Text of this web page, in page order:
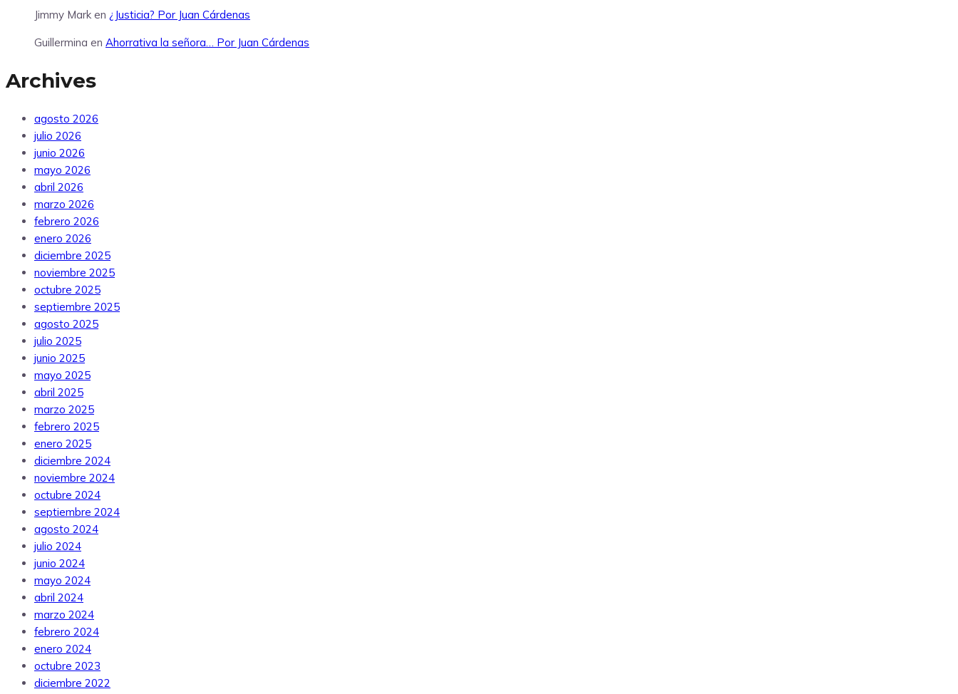
Jimmy Mark en ¿Justicia? Por Juan Cárdenas
Guillermina en Ahorrativa la señora… Por Juan Cárdenas
Archives
agosto 2026
julio 2026
junio 2026
mayo 2026
abril 2026
marzo 2026
febrero 2026
enero 2026
diciembre 2025
noviembre 2025
octubre 2025
septiembre 2025
agosto 2025
julio 2025
junio 2025
mayo 2025
abril 2025
marzo 2025
febrero 2025
enero 2025
diciembre 2024
noviembre 2024
octubre 2024
septiembre 2024
agosto 2024
julio 2024
junio 2024
mayo 2024
abril 2024
marzo 2024
febrero 2024
enero 2024
octubre 2023
diciembre 2022